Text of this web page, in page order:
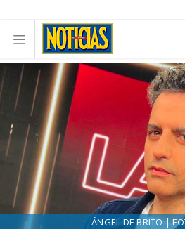
ÁNGEL DE BRITO |